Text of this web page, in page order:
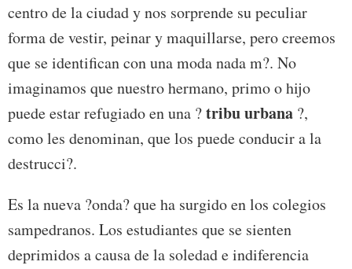
centro de la ciudad y nos sorprende su peculiar
forma de vestir, peinar y maquillarse, pero creemos
que se identifican con una moda nada m?. No
imaginamos que nuestro hermano, primo o hijo
puede estar refugiado en una ?tribu urbana ?,
como les denominan, que los puede conducir a la
destrucci?.
Es la nueva ?onda? que ha surgido en los colegios
sampedranos. Los estudiantes que se sienten
deprimidos a causa de la soledad e indiferencia